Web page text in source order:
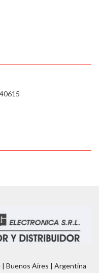
| Buenos Aires | Argentina